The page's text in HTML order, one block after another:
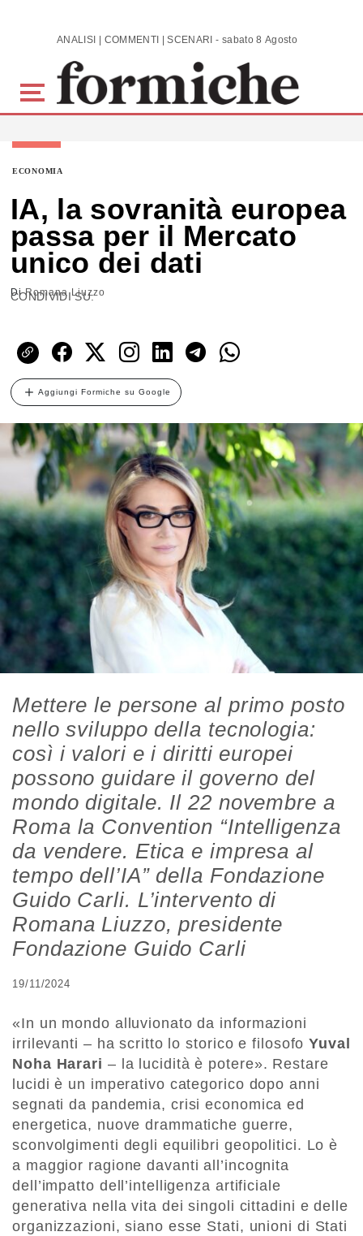
Skip to main content ANALISI | COMMENTI | SCENARI - sabato 8 Agosto 2026
ECONOMIA
IA, la sovranità europea
passa per il Mercato
unico dei dati
DiRomana Liuzzo
CONDIVIDI SU:
Aggiungi Formiche su Google
Mettere le persone al primo posto
nello sviluppo della tecnologia:
così i valori e i diritti europei
possono guidare il governo del
mondo digitale. Il 22 novembre a
Roma la Convention “Intelligenza
da vendere. Etica e impresa al
tempo dell’IA” della Fondazione
Guido Carli. L’intervento di
Romana Liuzzo, presidente
Fondazione Guido Carli
19/11/2024
«In un mondo alluvionato da informazioni
irrilevanti – ha scritto lo storico e filosofoYuval
Noha Harari – la lucidità è potere». Restare
lucidi è un imperativo categorico dopo anni
segnati da pandemia, crisi economica ed
energetica, nuove drammatiche guerre,
sconvolgimenti degli equilibri geopolitici. Lo è
a maggior ragione davanti all’incognita
dell’impatto dell’intelligenza artificiale
generativa nella vita dei singoli cittadini e delle
organizzazioni, siano esse Stati, unioni di Stati